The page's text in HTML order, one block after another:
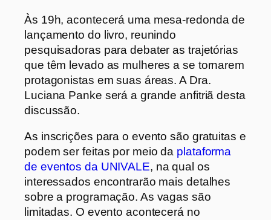
Às 19h, acontecerá uma mesa-redonda de
lançamento do livro, reunindo
pesquisadoras para debater as trajetórias
que têm levado as mulheres a se tornarem
protagonistas em suas áreas. A Dra.
Luciana Panke será a grande anfitriã desta
discussão.
As inscrições para o evento são gratuitas e
podem ser feitas por meio da plataforma
de eventos da UNIVALE, na qual os
interessados encontrarão mais detalhes
sobre a programação. As vagas são
limitadas. O evento acontecerá no